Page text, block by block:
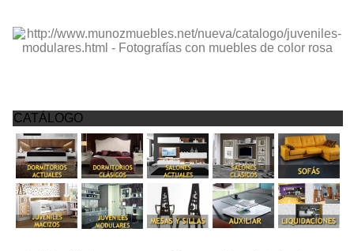
CATÁLOGO